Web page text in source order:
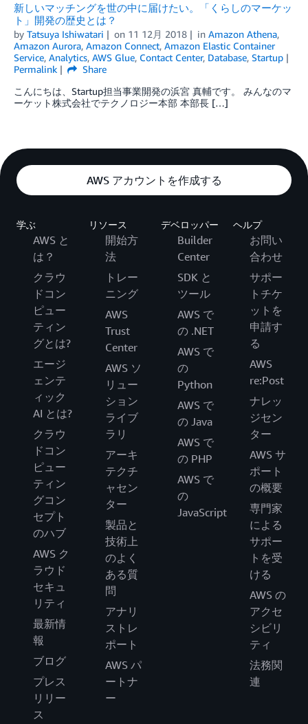
新しいマッチングを世の中に届けたい。「くらしのマーケッ
ト」開発の歴史とは？
by Tatsuya Ishiwatari on 11 12月 2018 in Amazon Athena,
Amazon Aurora, Amazon Connect, Amazon Elastic Container
Service, Analytics, AWS Glue, Contact Center, Database, Startup
Permalink
Share
こんにちは、Startup担当事業開発の浜宮 真輔です。 みんなのマ
ーケット株式会社でテクノロジー本部 本部長 […]
AWS アカウントを作成する
学ぶ
AWS と
は？
クラウ
ドコン
ピュー
ティン
グとは?
エージ
ェンテ
ィック
AI とは?
クラウ
ドコン
ピュー
ティン
グコン
セプト
のハブ
AWS ク
ラウド
セキュ
リティ
最新情
報
ブログ
プレス
リリー
ス
リソース
開始方
法
トレー
ニング
AWS
Trust
Center
AWS ソ
リュー
ション
ライブ
ラリ
アーキ
テクチ
ャセン
ター
製品と
技術上
のよく
ある質
問
アナリ
ストレ
ポート
AWS パ
ートナ
ー
デベロッパー
Builder
Center
SDK と
ツール
AWS で
の .NET
AWS で
の
Python
AWS で
の Java
AWS で
の PHP
AWS で
の
JavaScript
ヘルプ
お問い
合わせ
サポー
トチケ
ットを
申請す
る
AWS
re:Post
ナレッ
ジセン
ター
AWS サ
ポート
の概要
専門家
による
サポー
トを受
ける
AWS の
アクセ
シビリ
ティ
法務関
連